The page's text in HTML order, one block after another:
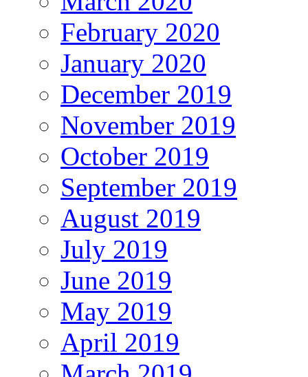
February 2020
January 2020
December 2019
November 2019
October 2019
September 2019
August 2019
July 2019
June 2019
May 2019
April 2019